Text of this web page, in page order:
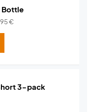
Bottle
€
3-pack